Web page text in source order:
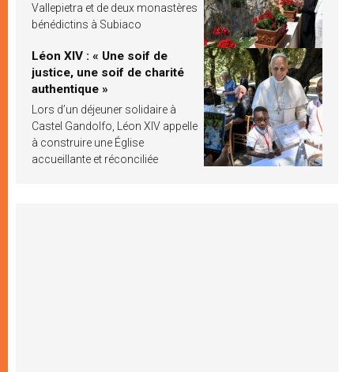
Vallepietra et de deux monastères
bénédictins à Subiaco
Léon XIV : « Une soif de
justice, une soif de charité
authentique »
Lors d’un déjeuner solidaire à
Castel Gandolfo, Léon XIV appelle
à construire une Église
accueillante et réconciliée